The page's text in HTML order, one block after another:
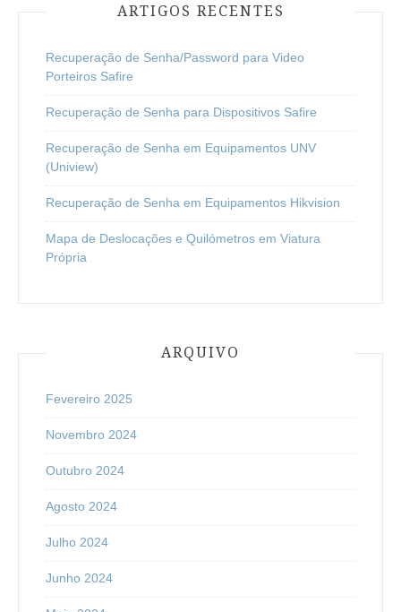
ARTIGOS RECENTES
Recuperação de Senha/Password para Video
Porteiros Safire
Recuperação de Senha para Dispositivos Safire
Recuperação de Senha em Equipamentos UNV
(Uniview)
Recuperação de Senha em Equipamentos Hikvision
Mapa de Deslocações e Quilómetros em Viatura
Própria
ARQUIVO
Fevereiro 2025
Novembro 2024
Outubro 2024
Agosto 2024
Julho 2024
Junho 2024